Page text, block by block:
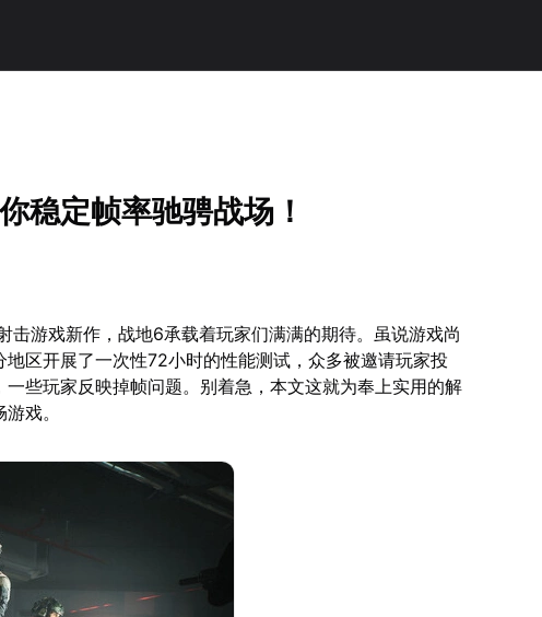
稳定帧率驰骋战场！
击游戏新作，战地6承载着玩家们满满的期待。虽说游戏尚
区开展了一次性72小时的性能测试，众多被邀请玩家投
些玩家反映掉帧问题。别着急，本文这就为奉上实用的解
戏。